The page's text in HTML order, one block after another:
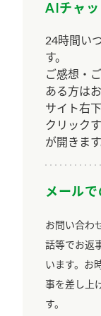
AIチャ
24時間い
す。
ご感想・
ある方は
サイト右
クリック
が開きます
メール
お問い合わ
話等でお返
います。お
事を差し上
す。